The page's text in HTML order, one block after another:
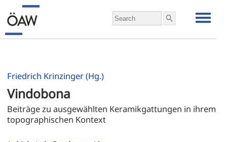
Friedrich Krinzinger (Hg.)
Vindobona
Beiträge zu ausgewählten Keramikgattungen in ihrem
topographischen Kontext